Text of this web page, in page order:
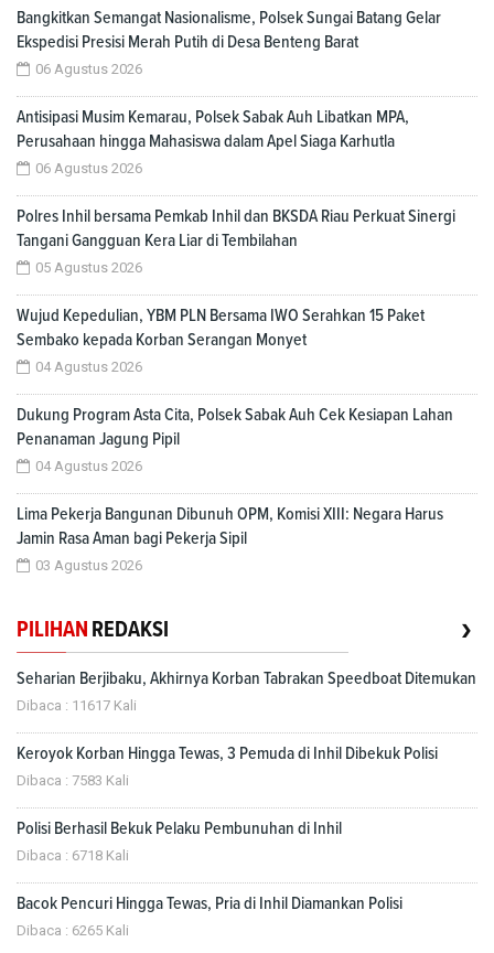
Bangkitkan Semangat Nasionalisme, Polsek Sungai Batang Gelar
Ekspedisi Presisi Merah Putih di Desa Benteng Barat
06 Agustus 2026
Antisipasi Musim Kemarau, Polsek Sabak Auh Libatkan MPA,
Perusahaan hingga Mahasiswa dalam Apel Siaga Karhutla
06 Agustus 2026
Polres Inhil bersama Pemkab Inhil dan BKSDA Riau Perkuat Sinergi
Tangani Gangguan Kera Liar di Tembilahan
05 Agustus 2026
Wujud Kepedulian, YBM PLN Bersama IWO Serahkan 15 Paket
Sembako kepada Korban Serangan Monyet
04 Agustus 2026
Dukung Program Asta Cita, Polsek Sabak Auh Cek Kesiapan Lahan
Penanaman Jagung Pipil
04 Agustus 2026
Lima Pekerja Bangunan Dibunuh OPM, Komisi XIII: Negara Harus
Jamin Rasa Aman bagi Pekerja Sipil
03 Agustus 2026
PILIHAN REDAKSI ›
Seharian Berjibaku, Akhirnya Korban Tabrakan Speedboat Ditemukan
Dibaca : 11617 Kali
Keroyok Korban Hingga Tewas, 3 Pemuda di Inhil Dibekuk Polisi
Dibaca : 7583 Kali
Polisi Berhasil Bekuk Pelaku Pembunuhan di Inhil
Dibaca : 6718 Kali
Bacok Pencuri Hingga Tewas, Pria di Inhil Diamankan Polisi
Dibaca : 6265 Kali